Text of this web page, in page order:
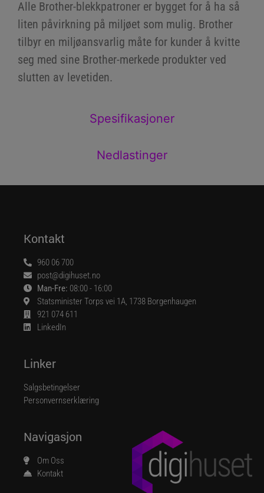
Spesifikasjoner
Nedlastinger
Alle Brother-blekkpatroner er bygget for å ha så
liten påvirkning på miljøet som mulig. Brother
tilbyr en miljøansvarlig måte for kunder å kvitte
seg med sine Brother-merkede produkter ved
slutten av levetiden.
Navigasjon
Om Oss
Kontakt
Linker
Salgsbetingelser
Personvernserklæring
Kontakt
960 06 700
post@digihuset.no
Man-Fre: 08:00 - 16:00
Statsminister Torps vei 1A, 1738 Borgenhaugen
921 074 611
LinkedIn